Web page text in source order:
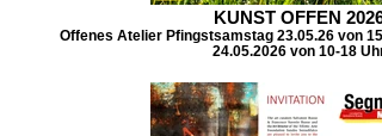
KUNST OFFEN 2026
Offenes Atelier Pfingstsamstag 23.05.26 von
24.05.2026 von 10-18 Uhr